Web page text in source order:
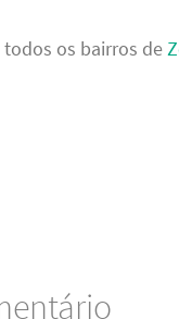
todos os bairros de